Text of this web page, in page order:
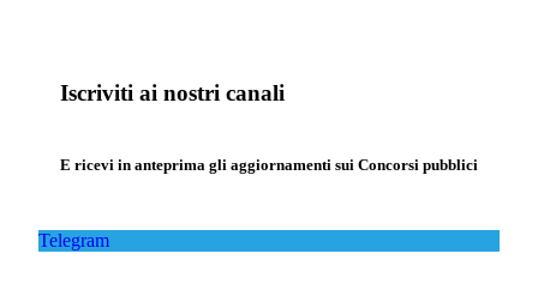
Iscriviti ai nostri canali
E ricevi in anteprima gli aggiornamenti sui Concorsi pubblici
Telegram